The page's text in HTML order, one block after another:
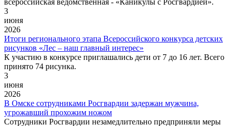
3
июня
2026
Итоги регионального этапа Всероссийского конкурса детских
рисунков «Лес – наш главный интерес»
К участию в конкурсе приглашались дети от 7 до 16 лет. Всего
принято 74 рисунка.
3
июня
2026
В Омске сотрудниками Росгвардии задержан мужчина,
угрожавший прохожим ножом
Сотрудники Росгвардии незамедлительно предприняли меры